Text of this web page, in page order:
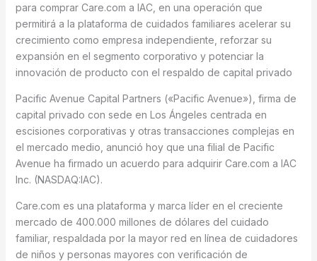
para comprar Care.com a IAC, en una operación que
permitirá a la plataforma de cuidados familiares acelerar su
crecimiento como empresa independiente, reforzar su
expansión en el segmento corporativo y potenciar la
innovación de producto con el respaldo de capital privado
Pacific Avenue Capital Partners («Pacific Avenue»), firma de
capital privado con sede en Los Ángeles centrada en
escisiones corporativas y otras transacciones complejas en
el mercado medio, anunció hoy que una filial de Pacific
Avenue ha firmado un acuerdo para adquirir Care.com a IAC
Inc. (NASDAQ:IAC).
Care.com es una plataforma y marca líder en el creciente
mercado de 400.000 millones de dólares del cuidado
familiar, respaldada por la mayor red en línea de cuidadores
de niños y personas mayores con verificación de